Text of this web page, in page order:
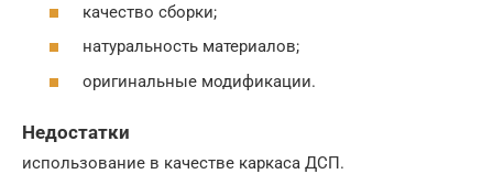
качество сборки;
натуральность материалов;
оригинальные модификации.
Недостатки
использование в качестве каркаса ДСП.